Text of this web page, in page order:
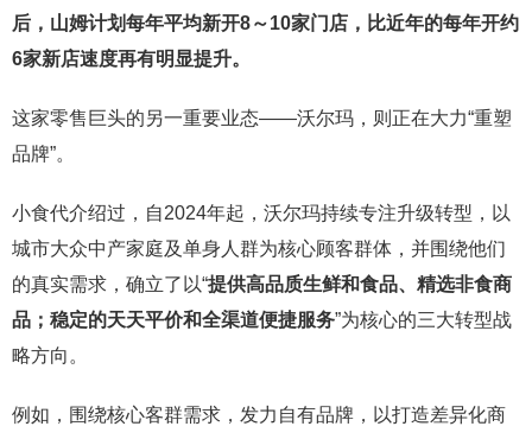
后，山姆计划每年平均新开8～10家门店，比近年的每年开约
6家新店速度再有明显提升。
这家零售巨头的另一重要业态——沃尔玛，则正在大力“重塑
品牌”。
小食代介绍过，自2024年起，沃尔玛持续专注升级转型，以
城市大众中产家庭及单身人群为核心顾客群体，并围绕他们
的真实需求，确立了以“提供高品质生鲜和食品、精选非食商
品；稳定的天天平价和全渠道便捷服务”为核心的三大转型战
略方向。
例如，围绕核心客群需求，发力自有品牌，以打造差异化商